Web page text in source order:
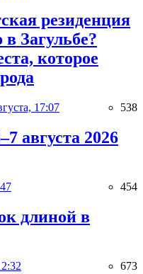
резиденция
Загульбе?
которое
17:07 538
августа 2026
454
длиной в
673